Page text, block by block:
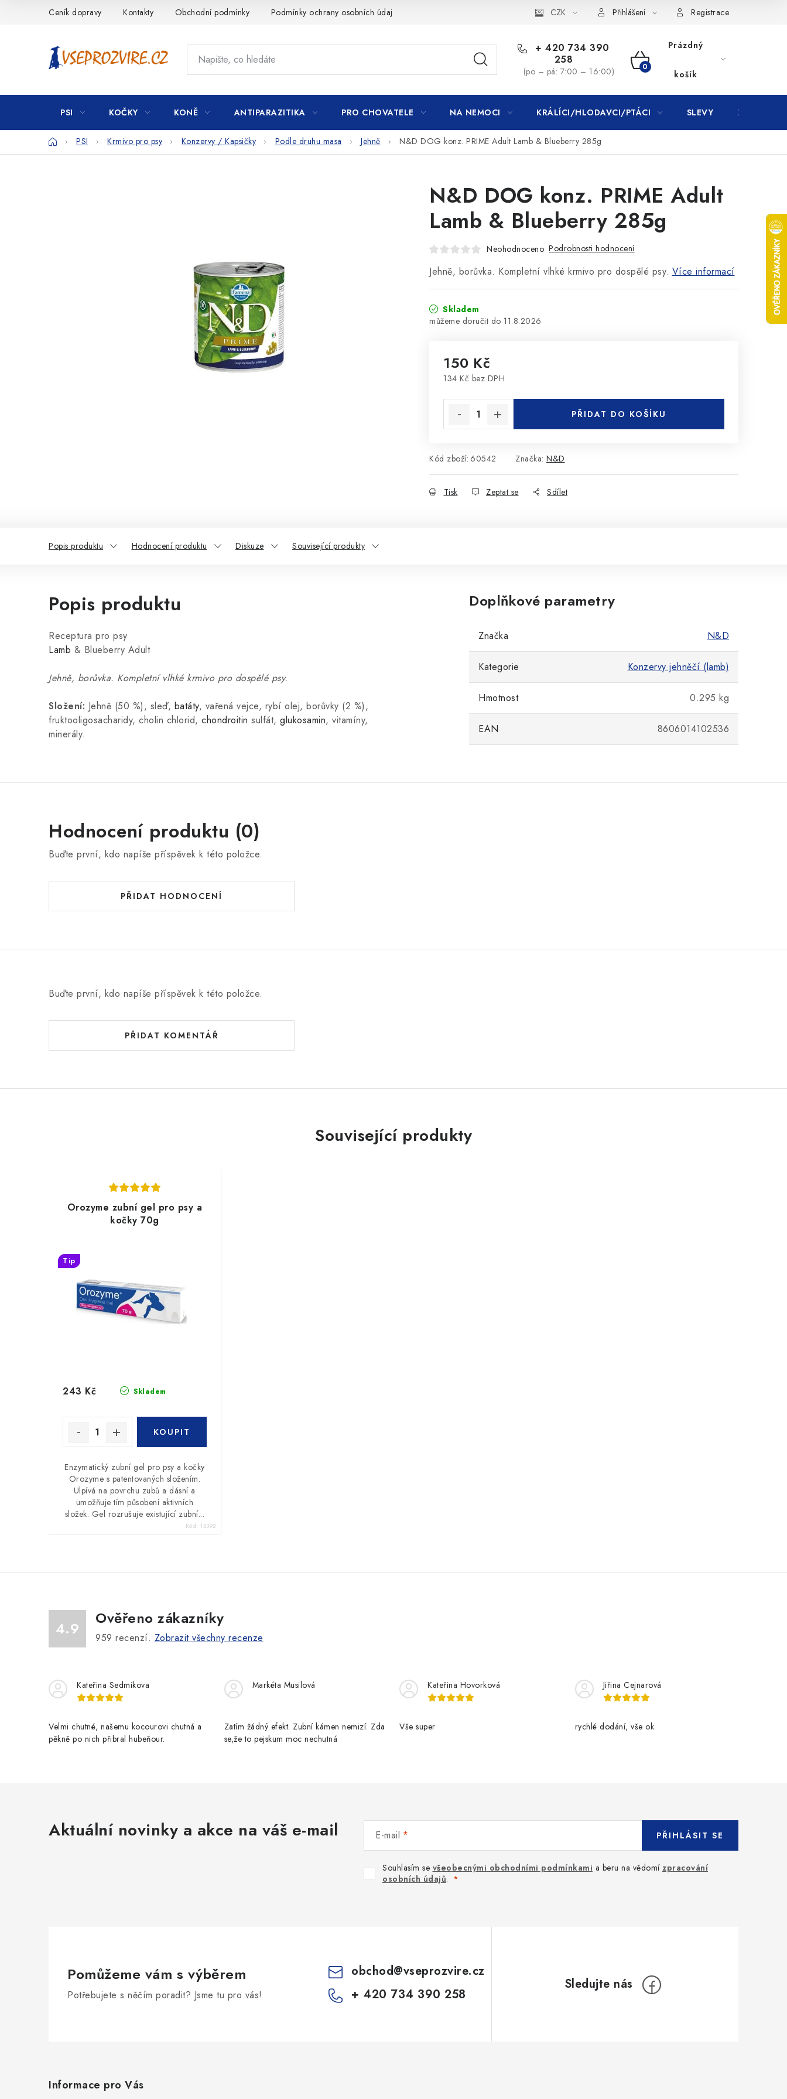
Ceník dopravy Kontakty Obchodní podmínky Podmínky ochrany osobních údajů CZK Přihlášení Registrace
+ 420 734 390
258
(po – pá: 7:00 – 16:00)
NÁKUPNÍ
KOŠÍK
Prázdný
košík
PSI KOČKY KONĚ ANTIPARAZITIKA PRO CHOVATELE NA NEMOCI KRÁLÍCI/HLODAVCI/PTÁCI SLEVY ZNAČKY
DomůPSI Krmivo pro psy Konzervy / Kapsičky Podle druhu masa Jehně N&D DOG konz. PRIME Adult Lamb & Blueberry 285g
N&D DOG konz. PRIME Adult
Lamb & Blueberry 285g
Neohodnoceno Podrobnosti hodnocení
Jehně, borůvka. Kompletní vlhké krmivo pro dospělé psy. Více informací
Skladem
11.8.2026
150 Kč
134 Kč bez DPH
PŘIDAT DO KOŠÍKU
Kód zboží: 60542 Značka: N&D
Tisk Zeptat se Sdílet
Popis produktu Hodnocení produktu Diskuze Související produkty
Popis produktu
Receptura pro psy
Lamb & Blueberry Adult
Jehně, borůvka. Kompletní vlhké krmivo pro dospělé psy.
Složení: Jehně (50 %), sleď, batáty, vařená vejce, rybí olej, borůvky (2 %),
fruktooligosacharidy, cholin chlorid, chondroitin sulfát, glukosamin, vitamíny,
minerály.
Doplňkové parametry
Značka N&D
Kategorie Konzervy jehněčí (lamb)
Hmotnost 0.295 kg
EAN 8606014102536
Hodnocení produktu (0)
Buďte první, kdo napíše příspěvek k této položce.
PŘIDAT HODNOCENÍ
Buďte první, kdo napíše příspěvek k této položce.
PŘIDAT KOMENTÁŘ
Související produkty
Orozyme zubní gel pro psy a
kočky 70g
Tip
Skladem
243 Kč
Enzymatický zubní gel pro psy a kočky
Orozyme s patentovaných složením.
Ulpívá na povrchu zubů a dásní a
umožňuje tím působení aktivních
složek. Gel rozrušuje existující zubní...
Kód: 15392
4.9
Ověřeno zákazníky
959 recenzí. Zobrazit všechny recenze
Kateřina Sedmikova
Velmi chutné, našemu kocourovi chutná a
pěkně po nich přibral hubeňour.
Markéta Musilová
Zatím žádný efekt. Zubní kámen nemizí. Zda
se,že to pejskum moc nechutná
Kateřina Hovorková
Vše super
Jiřina Cejnarová
rychlé dodání, vše ok
Aktuální novinky a akce na váš e-mail E-mail
Souhlasím se všeobecnými obchodními podmínkami a beru na vědomí zpracování
osobních údajů.
PŘIHLÁSIT SE
Pomůžeme vám s výběrem
Potřebujete s něčím poradit? Jsme tu pro vás!
obchod@vseprozvire.cz
+ 420 734 390 258
Informace pro Vás